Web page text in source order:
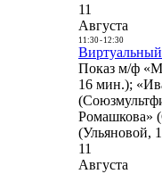
11
Августа
11:30- 12:30
Показ м/ф
16 мин.);
Ромашкова»
(Ульяновой,
11
Августа